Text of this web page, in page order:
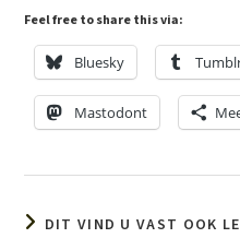
Feel free to share this via:
Bluesky
Mastodont
DIT VIND U VAST OOK